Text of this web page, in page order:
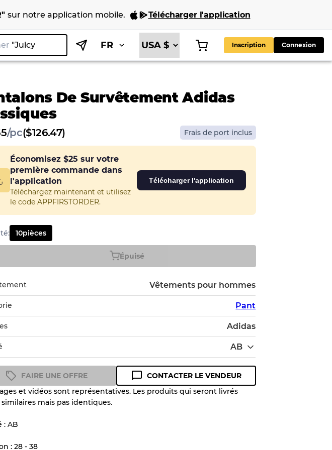
" sur notre application mobile. Télécharger l'application
FR Inscription Connexion
De Survêtement Adidas
/pc($126.47) Frais de port inclus
Économisez $25 sur votre
première commande dans
l'application
Téléchargez maintenant et utilisez
le code APPFIRSTORDER.
Télécharger l'application
: 10pièces
Épuisé
Vêtements pour hommes
Pant
Adidas
AB
des conditions
et l'apparence de chaque article avant l'achat.
FAIRE UNE OFFRE
CONTACTER LE VENDEUR
et vidéos sont représentatives. Les produits qui seront livrés
mais pas identiques.
: AB
: 28 - 38